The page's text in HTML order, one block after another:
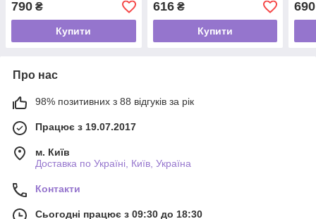
790 ₴
Купити
616₴
Купити
690
Про нас
98% позитивних з 88 відгуків за рік
Працює з 19.07.2017
м. Київ
Доставка по Україні, Київ, Україна
Контакти
Сьогодні працює з 09:30 до 18:30